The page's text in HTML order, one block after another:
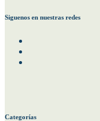
Siguenos en nuestras redes
Categorías